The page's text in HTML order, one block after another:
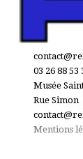
03 26 88 53
Musée
Rue Simon
Mentions